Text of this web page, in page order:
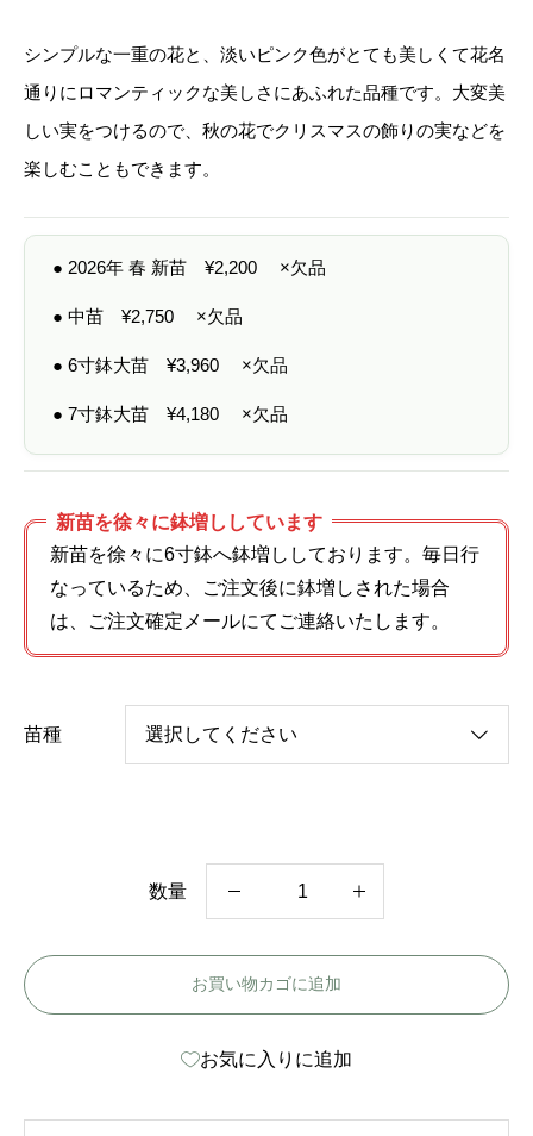
2
2
0
¥
1
8
0
シンプルな一重の花と、淡いピンク色がとても美しくて花名
通りにロマンティックな美しさにあふれた品種です。大変美
しい実をつけるので、秋の花でクリスマスの飾りの実などを
楽しむこともできます。
● 2026年 春 新苗 ¥2,200 ×欠品
● 中苗 ¥2,750 ×欠品
● 6寸鉢大苗 ¥3,960 ×欠品
● 7寸鉢大苗 ¥4,180 ×欠品
新苗を徐々に鉢増ししています
新苗を徐々に6寸鉢へ鉢増ししております。毎日行
なっているため、ご注文後に鉢増しされた場合
は、ご注文確定メールにてご連絡いたします。
苗種
数量
ズ
マ
お買い物カゴに追加
お気に入りに追加